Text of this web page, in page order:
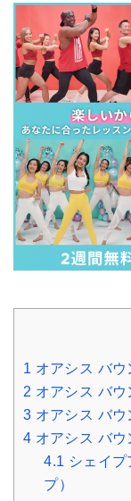
1 オアシス バ
2 オアシス バ
3 オアシス バ
4 オアシス バ
4.1 シェイ
プ）